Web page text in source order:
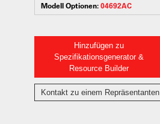
Modell Optionen:04692AC
Hinzufügen zu
Spezifikationsgenerator &
Resource Builder
Kontakt zu einem Repräsentanten